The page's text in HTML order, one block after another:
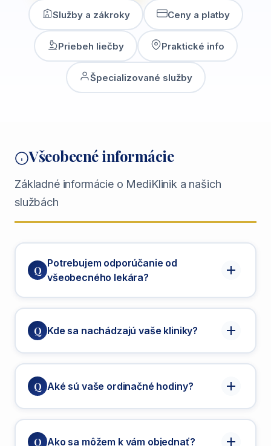
Služby a zákroky Ceny a platby
Priebeh liečby Praktické info
Špecializované služby
Všeobecné informácie
Základné informácie o MediKlinik a našich
službách
Q
Potrebujem odporúčanie od
všeobecného lekára?
Q Kde sa nachádzajú vaše kliniky?
dve moderné
pracoviská
1400/5, 900 46 Most pri Bratislave (telefón:
+421 915 547 097)
Q Aké sú vaše ordinačné hodiny?
Most pri Bratislave:
Pondelok – Piatok: 7:00 – 19:30
Q Ako sa môžem k vám objednať?